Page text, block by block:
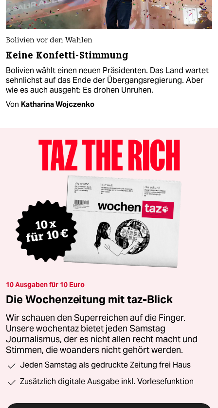
Bolivien vor den Wahlen
Keine Konfetti-Stimmung
Bolivien wählt einen neuen Präsidenten. Das Land wartet
sehnlichst auf das Ende der Übergangsregierung. Aber
wie es auch ausgeht: Es drohen Unruhen.
Von Katharina Wojczenko
10 Ausgaben für 10 Euro
Die Wochenzeitung mit taz-Blick
Wir schauen den Superreichen auf die Finger.
Unsere wochentaz bietet jeden Samstag
Journalismus, der es nicht allen recht macht und
Stimmen, die woanders nicht gehört werden.
Jeden Samstag als gedruckte Zeitung frei Haus
Zusätzlich digitale Ausgabe inkl. Vorlesefunktion